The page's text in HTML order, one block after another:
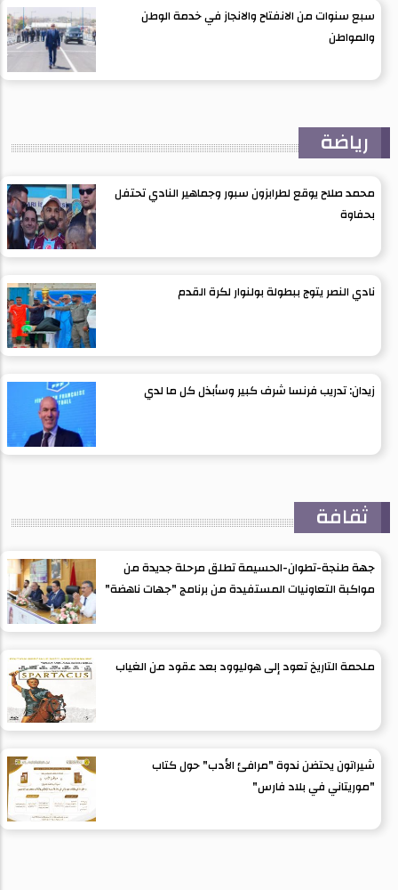
سبع سنوات من الانفتاح والانجاز في خدمة الوطن
والمواطن
رياضة
محمد صلاح يوقع لطرابزون سبور وجماهير النادي تحتفل
بحفاوة
نادي النصر يتوج ببطولة بولنوار لكرة القدم
زيدان: تدريب فرنسا شرف كبير وسأبذل كل ما لدي
ثقافة
جهة طنجة-تطوان-الحسيمة تطلق مرحلة جديدة من
مواكبة التعاونيات المستفيدة من برنامج "جهات ناهضة"
ملحمة التاريخ تعود إلى هوليوود بعد عقود من الغياب
شيراتون يحتضن ندوة "مرافئ الأدب" حول كتاب
"موريتاني في بلاد فارس"